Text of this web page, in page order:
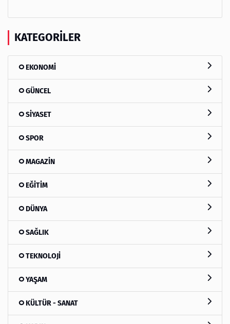
KATEGORILER
EKONOMİ
GÜNCEL
SİYASET
SPOR
MAGAZİN
EĞİTİM
DÜNYA
SAĞLIK
TEKNOLOJİ
YAŞAM
KÜLTÜR - SANAT